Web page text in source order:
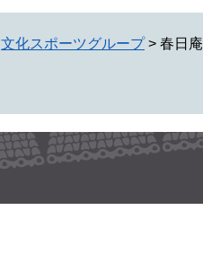
文化スポーツグループ > 春日庵